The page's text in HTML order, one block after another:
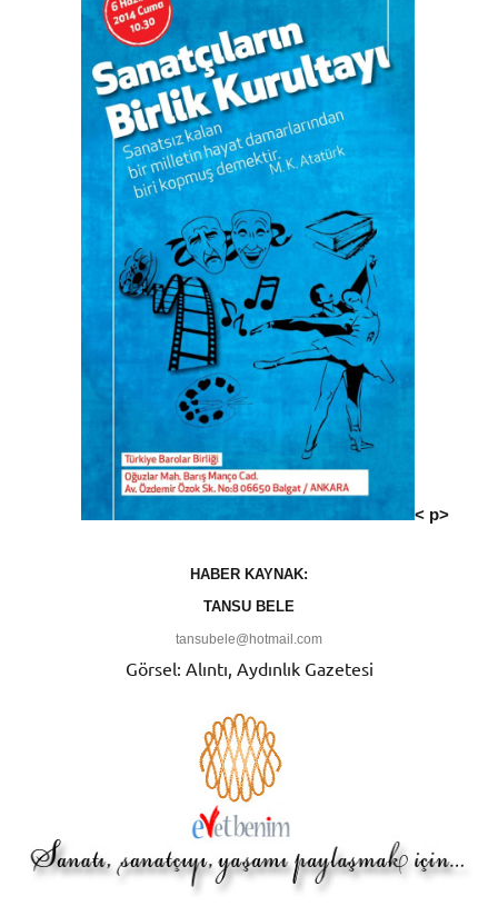
< p>
HABER KAYNAK:
TANSU BELE
tansubele@hotmail.com
Görsel: Alıntı, Aydınlık Gazetesi